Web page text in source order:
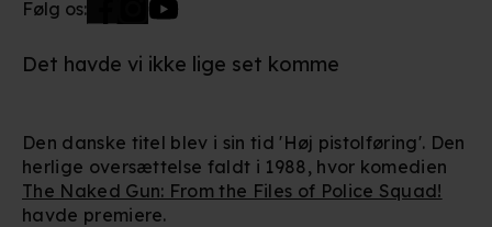
Følg os:
Det havde vi ikke lige set komme
Den danske titel blev i sin tid 'Høj pistolføring'. Den
herlige oversættelse faldt i 1988, hvor komedien
The Naked Gun: From the Files of Police Squad!
havde premiere.